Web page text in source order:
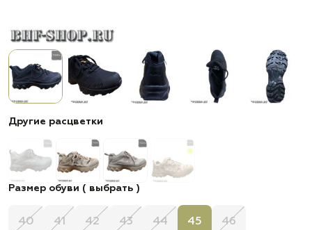
Другие расцветки
Размер обуви ( выбрать )
40 41 42 43 44 45 46